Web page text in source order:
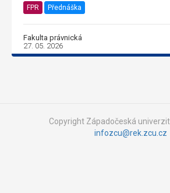
FPR Přednáška
Fakulta právnická
27. 05. 2026
Copyright Západočeská
infozcu@rek.zcu.cz